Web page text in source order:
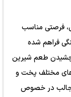
فرصتی مناسب
فراهم شده
چشیدن طعم شیرین
مختلف پخت و
و جالب در خصوص